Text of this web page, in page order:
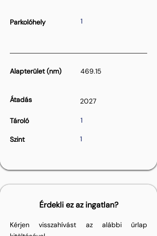
Parkolóhely 1
Alapterület (nm) 469.15
Átadás 2027
Tároló 1
Szint 1
Érdekli ez az ingatlan?
Kérjen visszahívást az alábbi űrlap